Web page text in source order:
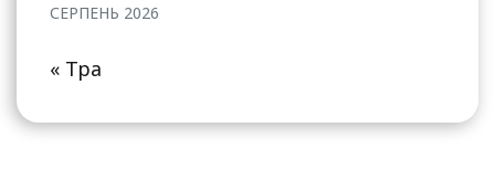
СЕРПЕНЬ 2026
« Тра